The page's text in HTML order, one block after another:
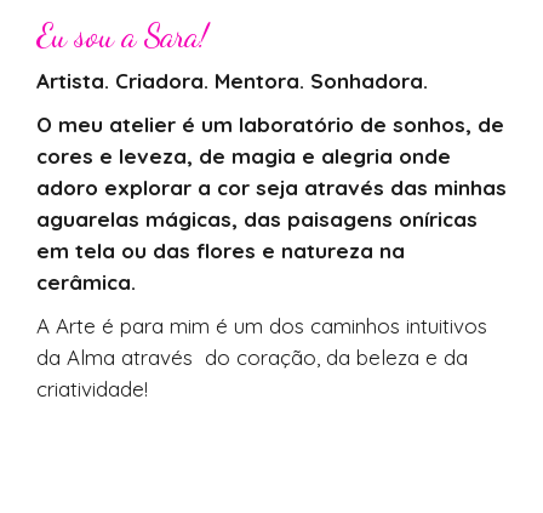
Eu sou a Sara!
Artista. Criadora. Mentora. Sonhadora.
O meu atelier é um laboratório de sonhos, de
cores e leveza, de magia e alegria onde
adoro explorar a cor seja através das minhas
aguarelas mágicas, das paisagens oníricas
em tela ou das flores e natureza na
cerâmica.
A Arte é para mim é um dos caminhos intuitivos
da Alma através do coração, da beleza e da
criatividade!